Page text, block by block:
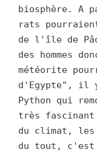
biosphère. A
rats
de l'île de
des hommes
météorite
d'Egypte", il
Python qui
très
du climat, les
du tout, c'est